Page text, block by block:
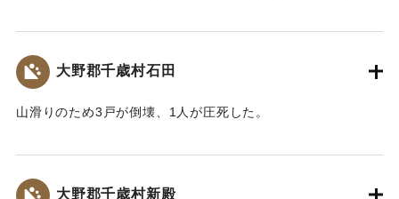
｜固有コード:
大野郡千歳村石田
山滑りのため3戸が倒壊、1人が圧死した。
｜固有コード:00481041
大野郡千歳村新殿